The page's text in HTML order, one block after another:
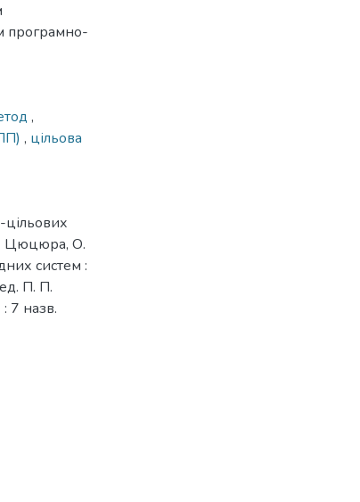
програмно-
,
, цільова
Цюцюра, О.
систем :
П. П.
7 назв.